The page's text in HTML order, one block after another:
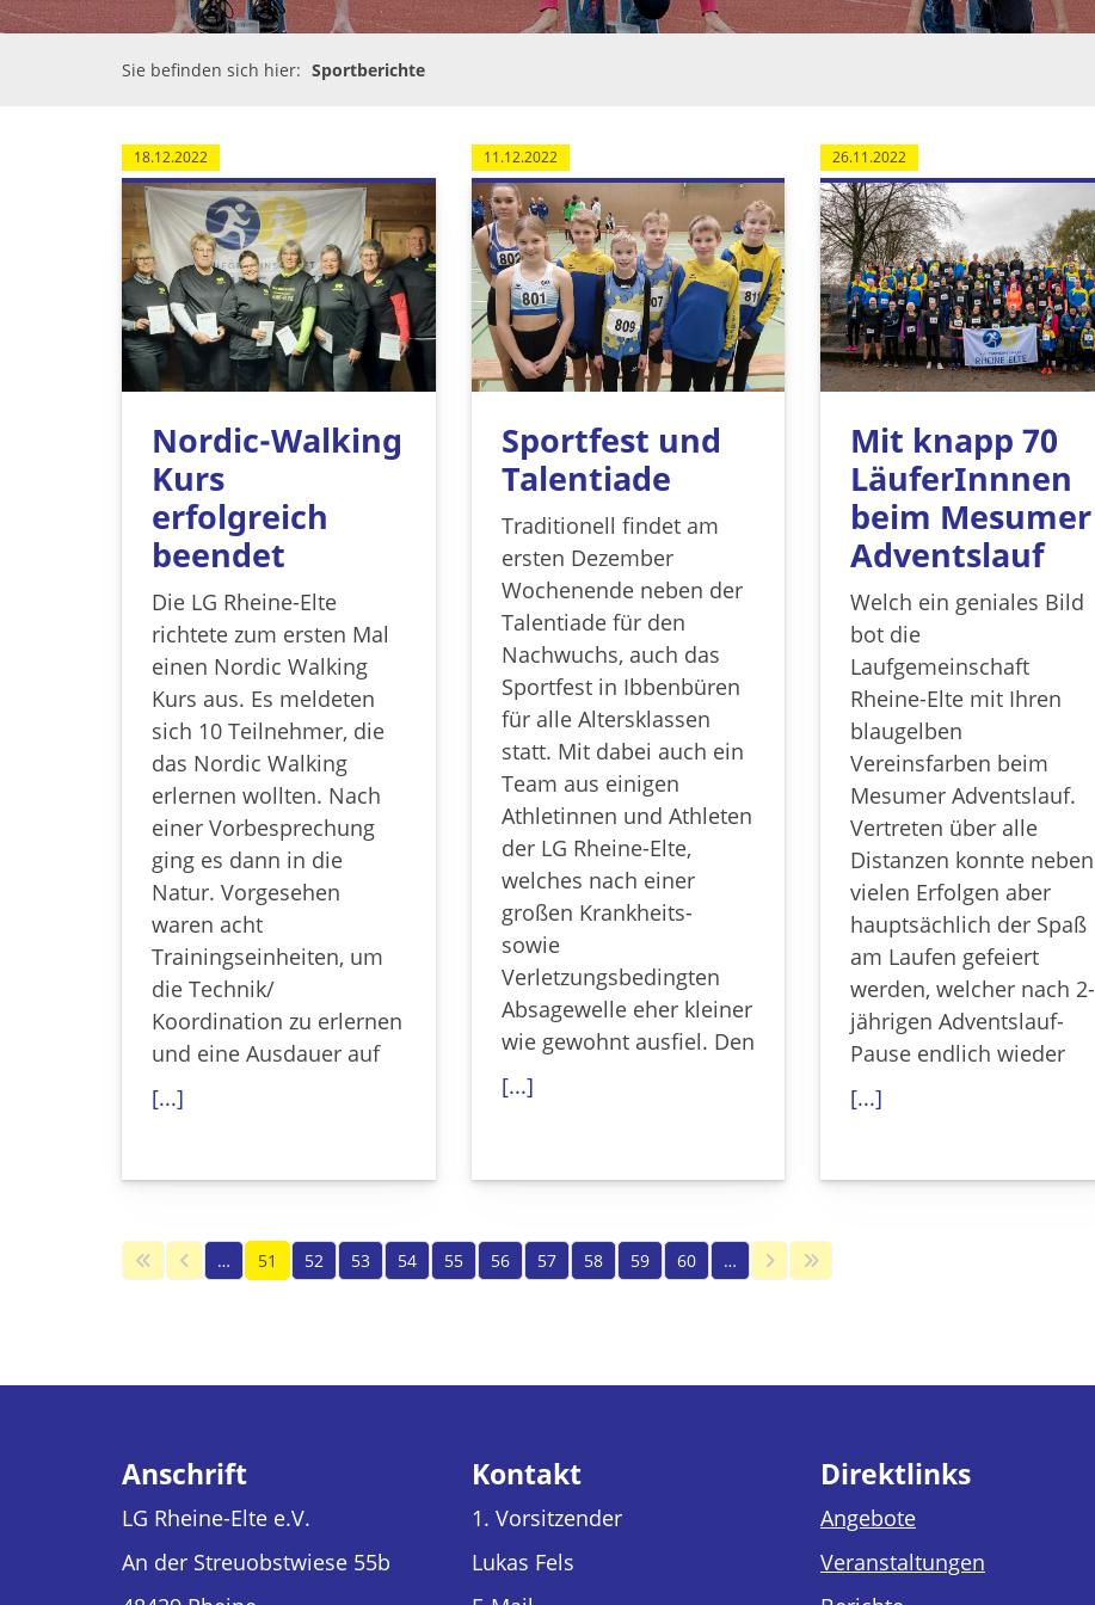
Sie befinden sich hier: Sportberichte
18.12.2022
Nordic-Walking
Kurs
erfolgreich
beendet
Die LG Rheine-Elte
richtete zum ersten Mal
einen Nordic Walking
Kurs aus. Es meldeten
sich 10 Teilnehmer, die
das Nordic Walking
erlernen wollten. Nach
einer Vorbesprechung
ging es dann in die
Natur. Vorgesehen
waren acht
Trainingseinheiten, um
die Technik/
Koordination zu erlernen
und eine Ausdauer auf
[...]
11.12.2022
Sportfest und
Talentiade
Traditionell findet am
ersten Dezember
Wochenende neben der
Talentiade für den
Nachwuchs, auch das
Sportfest in Ibbenbüren
für alle Altersklassen
statt. Mit dabei auch ein
Team aus einigen
Athletinnen und Athleten
der LG Rheine-Elte,
welches nach einer
großen Krankheits-
sowie
Verletzungsbedingten
Absagewelle eher kleiner
wie gewohnt ausfiel. Den
[...]
26.11.2022
Mit knapp 70
LäuferInnnen
beim Mesumer
Adventslauf
Welch ein geniales Bild
bot die
Laufgemeinschaft
Rheine-Elte mit Ihren
blaugelben
Vereinsfarben beim
Mesumer Adventslauf.
Vertreten über alle
Distanzen konnte neben
vielen Erfolgen aber
hauptsächlich der Spaß
am Laufen gefeiert
werden, welcher nach 2-
jährigen Adventslauf-
Pause endlich wieder
[...]
… 51 52 53 54 55 56 57 58 59 60 …
Anschrift
LG Rheine-Elte e.V.
An der Streuobstwiese 55b
Kontakt
1. Vorsitzender
Lukas Fels
Direktlinks
Angebote
Veranstaltungen